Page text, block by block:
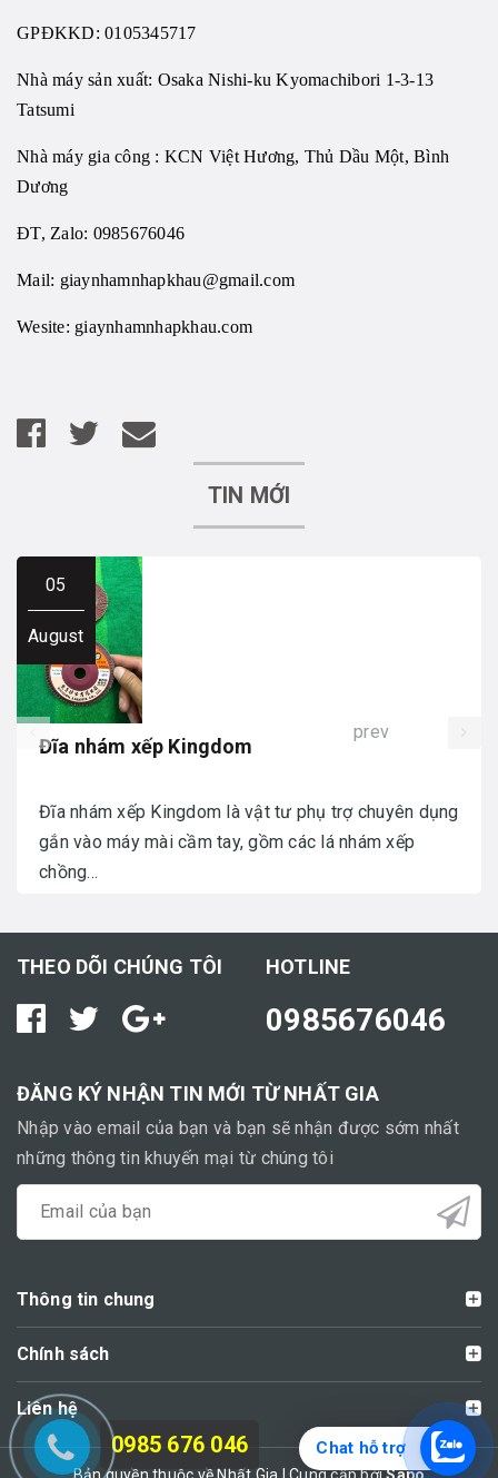
GPĐKKD: 0105345717
Nhà máy sản xuất: Osaka Nishi-ku Kyomachibori 1-3-13
Tatsumi
Nhà máy gia công : KCN Việt Hương, Thủ Dầu Một, Bình
Dương
ĐT, Zalo: 0985676046
Mail: giaynhamnhapkhau@gmail.com
Wesite: giaynhamnhapkhau.com
TIN MỚI
05
August
Đĩa nhám xếp Kingdom
Đĩa nhám xếp Kingdom là vật tư phụ trợ chuyên dụng
gắn vào máy mài cầm tay, gồm các lá nhám xếp
chồng...
prev
THEO DÕI CHÚNG TÔI HOTLINE
0985676046
ĐĂNG KÝ NHẬN TIN MỚI TỪ NHẤT GIA
Nhập vào email của bạn và bạn sẽ nhận được sớm nhất
những thông tin khuyến mại từ chúng tôi
Thông tin chung
Chính sách
Liên hệ
Bản quyền thuộc về Nhất Gia | Cung cấp bởiSapo
0985 676 046 Chat hỗ trợ